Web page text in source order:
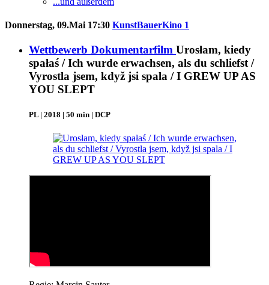
Donnerstag, 09.Mai 17:30 KunstBauerKino 1
Wettbewerb Dokumentarfilm Urosłam, kiedy
spałaś / Ich wurde erwachsen, als du schliefst /
Vyrostla jsem, když jsi spala / I GREW UP AS
YOU SLEPT
PL | 2018 | 50 min | DCP